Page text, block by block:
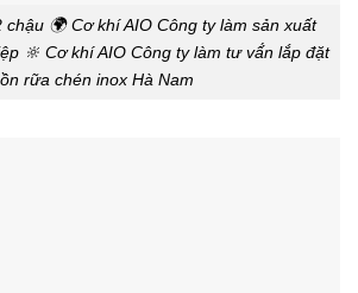
chậu 🌍 Cơ khí AIO Công ty làm sản xuất
🔆 Cơ khí AIO Công ty làm tư vấ́n lắp đặt
rữa chén inox Hà Nam